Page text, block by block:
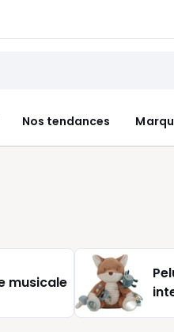
Nos tendances
musicale